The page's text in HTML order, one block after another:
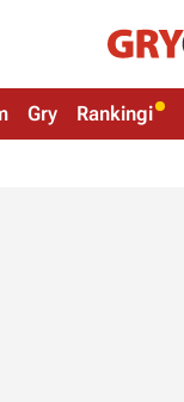
Gry Rankingi